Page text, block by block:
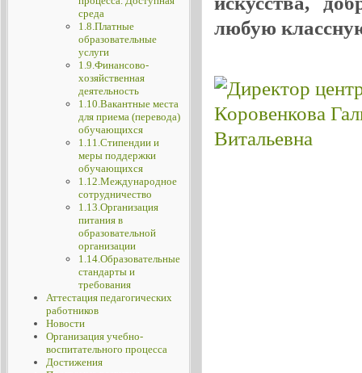
среда
1.8.Платные
образовательные
услуги
1.9.Финансово-
хозяйственная
деятельность
1.10.Вакантные места
для приема (перевода)
обучающихся
1.11.Стипендии и
меры поддержки
обучающихся
1.12.Международное
сотрудничество
1.13.Организация
питания в
образовательной
организации
1.14.Образовательные
стандарты и
требования
Аттестация педагогических
работников
Новости
Организация учебно-
воспитательного процесса
Достижения
любую